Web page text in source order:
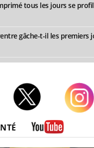
tous les jours se
gâche-t-il les premiers